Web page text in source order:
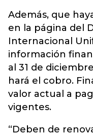
Además, que
en la página del
Internacional
información
al 31 de
hará el cobro.
valor actual a
vigentes.
“Deben de